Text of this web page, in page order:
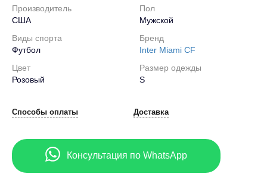
Производитель
США
Пол
Мужской
Виды спорта
Футбол
Бренд
Inter Miami CF
Цвет
Розовый
Размер одежды
S
Способы оплаты Доставка
Консультация по WhatsApp